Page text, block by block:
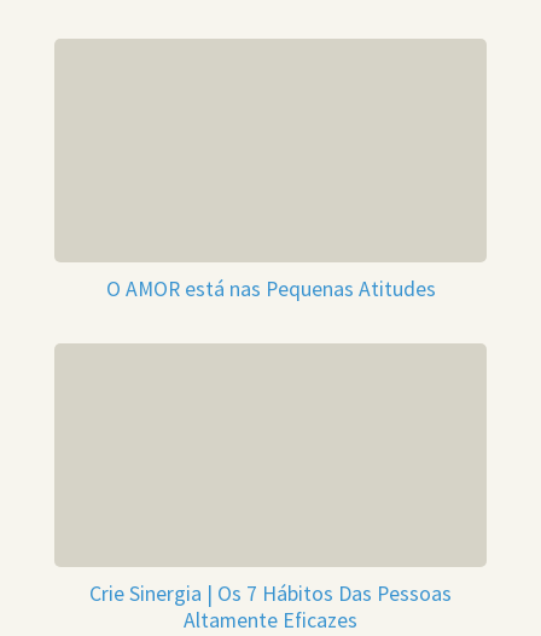
O AMOR está nas Pequenas Atitudes
Crie Sinergia | Os 7 Hábitos Das Pessoas
Altamente Eficazes